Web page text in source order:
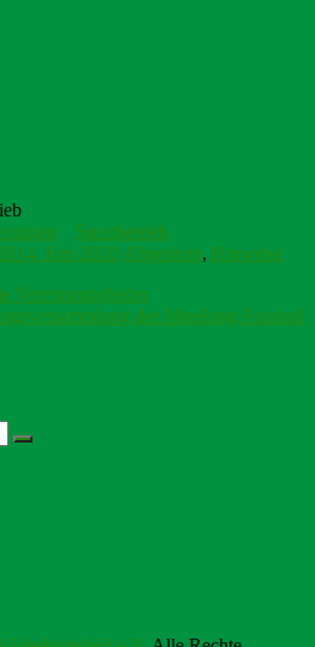
Sportbetrieb
14. Juni 2020 Allgemein, Hinweise
Vereinsmitglieder
der Abteilung Fussball